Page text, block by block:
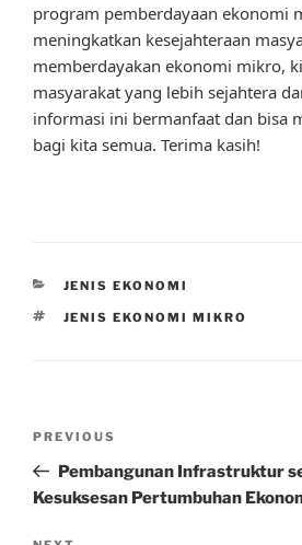
program pemberdayaan ekonomi
meningkatkan kesejahteraan
memberdayakan ekonomi mikro,
masyarakat yang lebih sejahtera
informasi ini bermanfaat dan bisa
bagi kita semua. Terima kasih!
CATEGORIES
JENIS EKONOMI
TAGS
JENIS EKONOMI MIKRO
Previous
Post
PREVIOUS
Pembangunan Infrastruktur
Kesuksesan Pertumbuhan